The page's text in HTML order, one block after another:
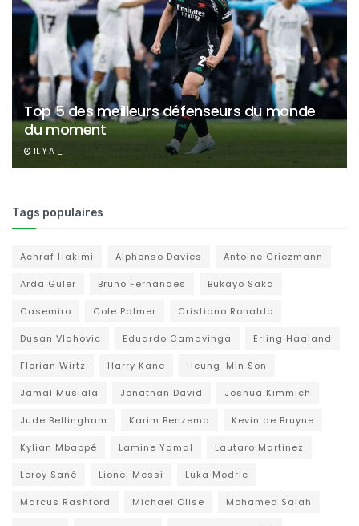
Top 5 des meilleurs défenseurs du monde
du moment
IL Y A _
Tags populaires
Achraf Hakimi Alphonso Davies Antoine Griezmann
Arda Guler Bruno Fernandes Bukayo Saka
Casemiro Cole Palmer Cristiano Ronaldo
Dusan Vlahovic Eduardo Camavinga Erling Haaland
Florian Wirtz Harry Kane Heung-Min Son
Jamal Musiala Jonathan David Joshua Kimmich
Jude Bellingham Karim Benzema Kevin de Bruyne
Kylian Mbappé Lamine Yamal Lautaro Martinez
Leroy Sané Lionel Messi Luka Modric
Marcus Rashford Michael Olise Mohamed Salah